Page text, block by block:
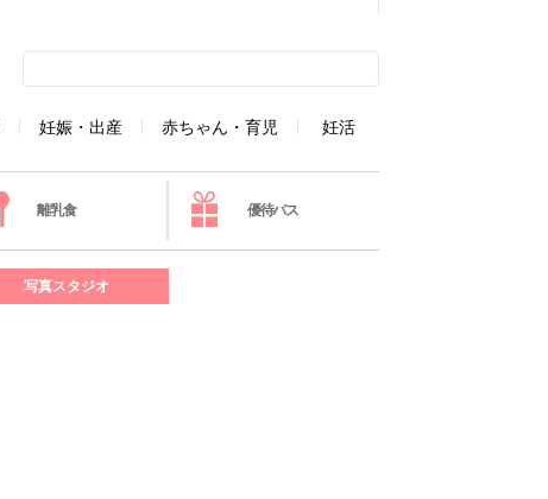
妊娠・出産 赤ちゃん・育児 妊活
離乳食 優待パス
写真スタジオ